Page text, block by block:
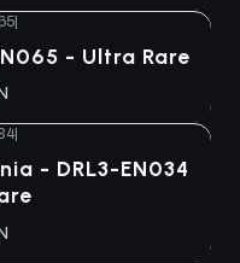
|
- Ultra Rare
- DRL3-EN034